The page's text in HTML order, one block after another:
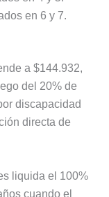
en 6 y 7.
a $144.932,
del 20% de
discapacidad
directa de
liquida el 100%
cuando el